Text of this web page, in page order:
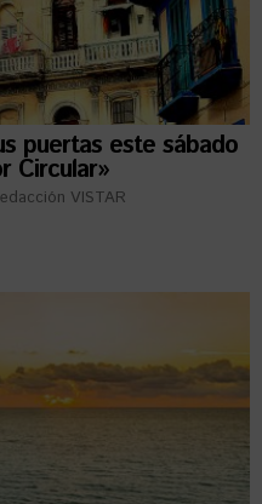
puertas este sábado
Circular»
VISTAR